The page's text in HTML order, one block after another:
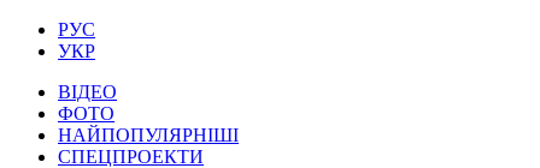
РУС
УКР
ВІДЕО
ФОТО
НАЙПОПУЛЯРНІШІ
СПЕЦПРОЕКТИ